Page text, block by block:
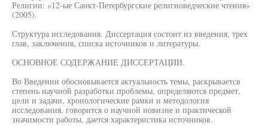
Религии: «12-ые Санкт-Петербургские религиоведческие чтения»
(2005).
Структура исследования. Диссертация состоит из введения, трех
глав, заключения, списка источников и литературы.
ОСНОВНОЕ СОДЕРЖАНИЕ ДИССЕРТАЦИИ.
Во Введении обосновывается актуальность темы, раскрывается
степень научной разработки проблемы, определяются предмет,
цели и задачи, хронологические рамки и методология
исследования, говорится о научной новизне и практической
значимости работы, дается характеристика источников.